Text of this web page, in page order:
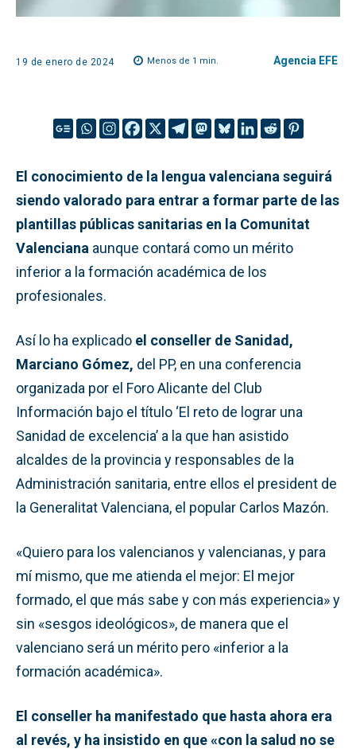
19 de enero de 2024 Menos de 1 min. Agencia EFE
El conocimiento de la lengua valenciana seguirá
siendo valorado para entrar a formar parte de las
plantillas públicas sanitarias en la Comunitat
Valenciana aunque contará como un mérito
inferior a la formación académica de los
profesionales.
Así lo ha explicado el conseller de Sanidad,
Marciano Gómez, del PP, en una conferencia
organizada por el Foro Alicante del Club
Información bajo el título ‘El reto de lograr una
Sanidad de excelencia’ a la que han asistido
alcaldes de la provincia y responsables de la
Administración sanitaria, entre ellos el president de
la Generalitat Valenciana, el popular Carlos Mazón.
«Quiero para los valencianos y valencianas, y para
mí mismo, que me atienda el mejor: El mejor
formado, el que más sabe y con más experiencia» y
sin «sesgos ideológicos», de manera que el
valenciano será un mérito pero «inferior a la
formación académica».
El conseller ha manifestado que hasta ahora era
al revés, y ha insistido en que «con la salud no se